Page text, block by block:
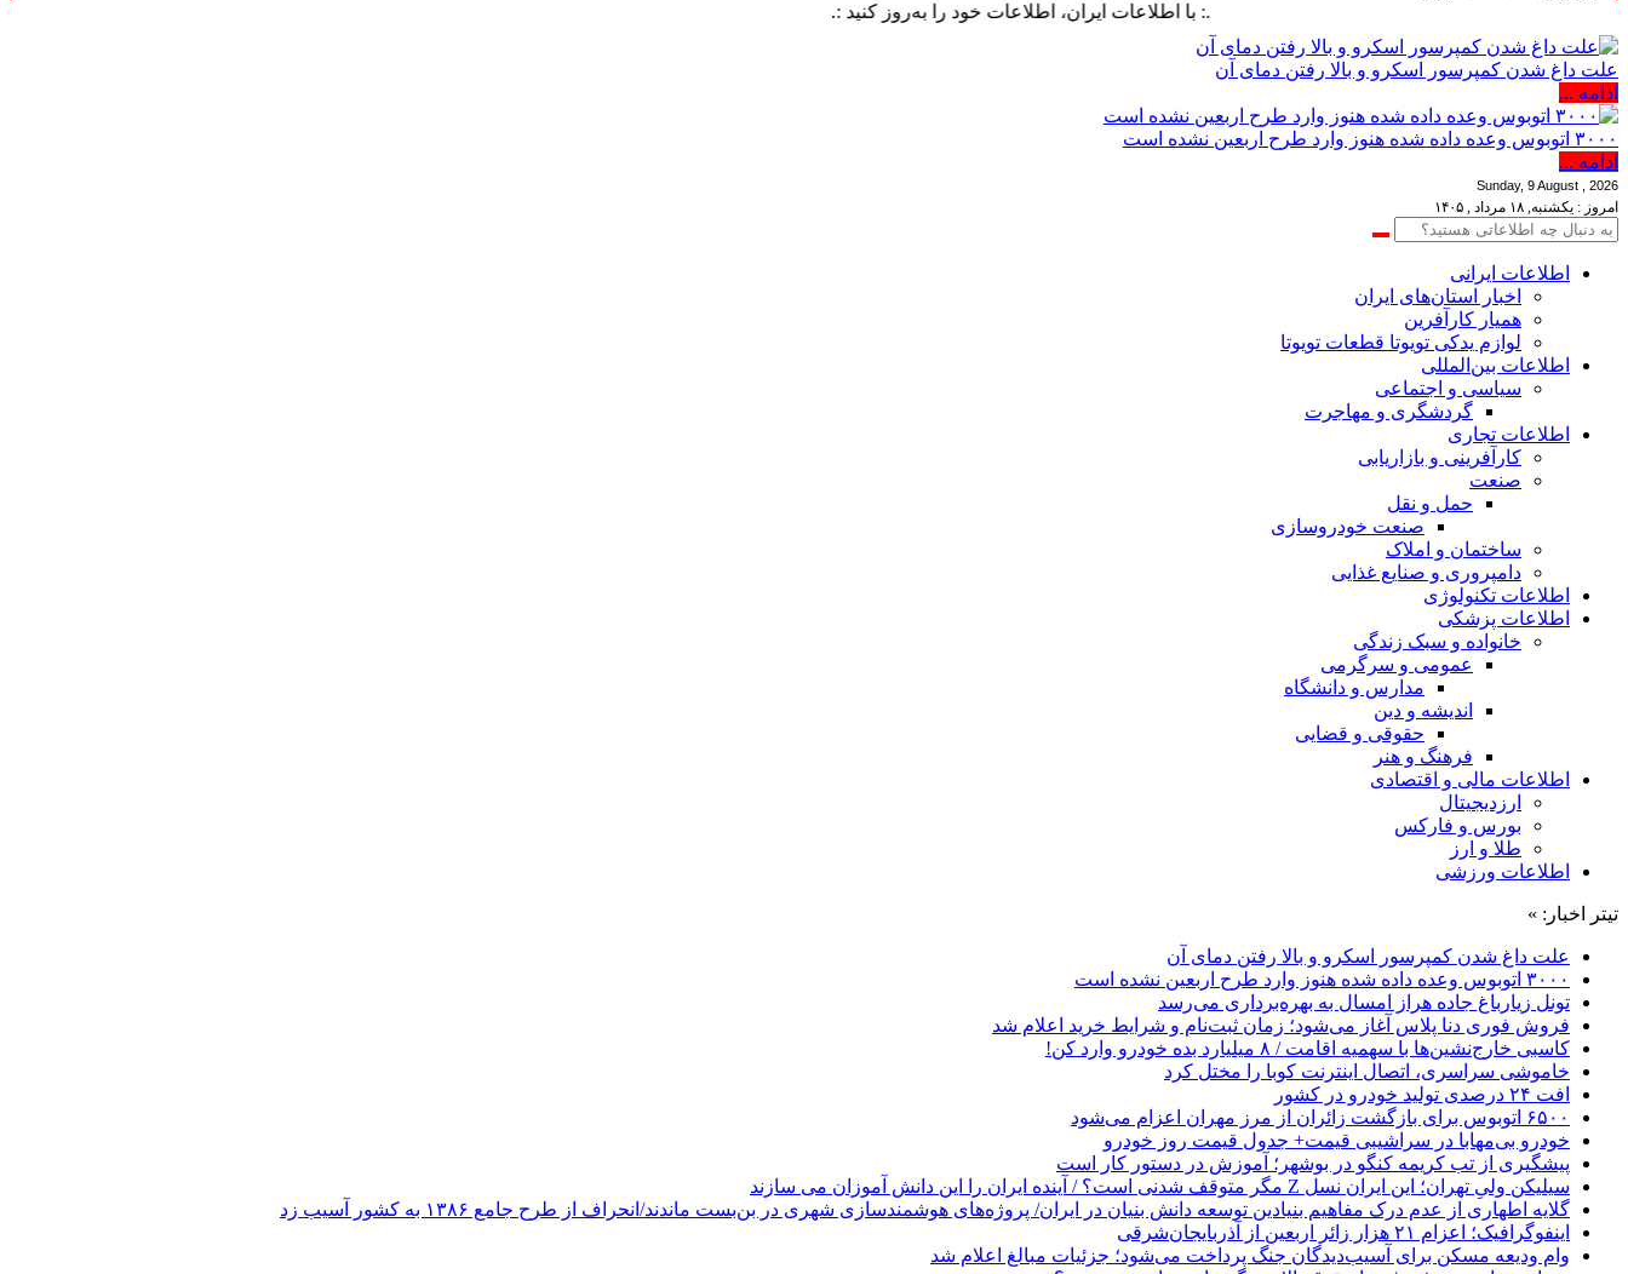
.: با اطلاعات ایران، اطلاعات خود را به‌روز کنید :.
علت داغ شدن کمپرسور اسکرو و بالا رفتن دمای آن
ادامه ...
۳۰۰۰ اتوبوس وعده داده شده هنوز وارد طرح اربعین نشده است
ادامه ...
Sunday, 9 August , 2026
امروز : یکشنبه, ۱۸ مرداد , ۱۴۰۵
اطلاعات‌ ‎ایرانی
اخبار استان‌های ایران
همیار کارآفرین
لوازم یدکی تویوتا قطعات تویوتا
اطلاعات بین‌المللی
سیاسی و اجتماعی
گردشگری و مهاجرت
اطلاعات تجاری
کارآفرینی و بازاریابی
صنعت
حمل و نقل
صنعت خودروسازی
ساختمان و املاک
دامپروری و صنایع غذایی
اطلاعات تکنولوژی
اطلاعات پزشکی
خانواده و سبک زندگی
عمومی و سرگرمی
مدارس و دانشگاه
اندیشه و دین
حقوقی و قضایی
فرهنگ و هنر
اطلاعات مالی و اقتصادی
ارزدیجیتال
بورس و فارکس
طلا و ارز
اطلاعات ورزشی
تیتر اخبار: »
علت داغ شدن کمپرسور اسکرو و بالا رفتن دمای آن
۳۰۰۰ اتوبوس وعده داده شده هنوز وارد طرح اربعین نشده است
تونل زیارباغ جاده هراز امسال به بهره‌برداری می‌رسد
فروش فوری دنا پلاس آغاز می‌شود؛ زمان ثبت‌نام و شرایط خرید اعلام شد
کاسبی خارج‌نشین‌ها با سهمیه اقامت / ۸ میلیارد بده خودرو وارد کن!
خاموشی سراسری، اتصال اینترنت کوبا را مختل کرد
افت ۲۴ درصدی تولید خودرو در کشور
۶۵۰۰ اتوبوس برای بازگشت زائران از مرز مهران اعزام می‌شود
خودرو بی‌مهابا در سراشیبی قیمت+ جدول قیمت روز خودرو
پیشگیری از تب کریمه کنگو در بوشهر؛ آموزش در دستور کار است
سیلیکن ولیِ تهران؛ این ایران نسل Z مگر متوقف شدنی است؟ / آینده ایران را این دانش آموزان می سازند
گلایه اطهاری از عدم درک مفاهیم بنیادین توسعه دانش بنیان در ایران/ پروژه‌های هوشمندسازی شهری در بن‌بست ماندند/انحراف از طرح جامع ۱۳۸۶ به کشور آسیب زد
اینفوگرافیک؛ اعزام ۲۱ هزار زائر اربعین از آذربایجان‌شرقی
وام ودیعه مسکن برای آسیب‌دیدگان جنگ پرداخت می‌شود؛ جزئیات مبالغ اعلام شد